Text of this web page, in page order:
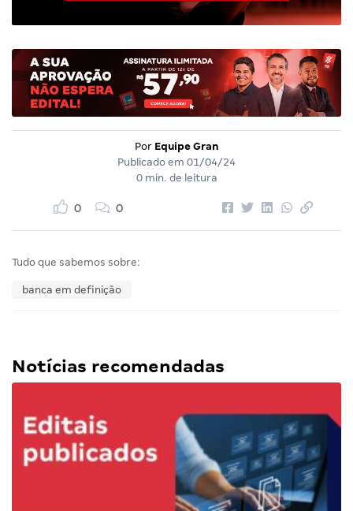
Por Equipe Gran
Publicado em 01/04/24
0 min. de leitura
0 0
Tudo que sabemos sobre:
banca em definição
Notícias recomendadas